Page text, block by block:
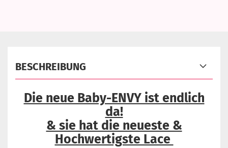
BESCHREIBUNG
Die neue Baby-ENVY ist endlich
da!
& sie hat die neueste &
Hochwertigste Lace